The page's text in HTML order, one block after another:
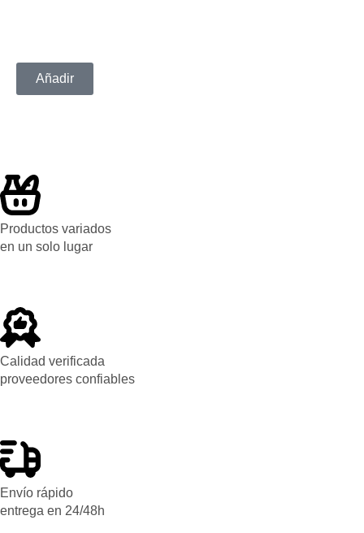
Añadir
Productos variados
en un solo lugar
Calidad verificada
proveedores confiables
Envío rápido
entrega en 24/48h